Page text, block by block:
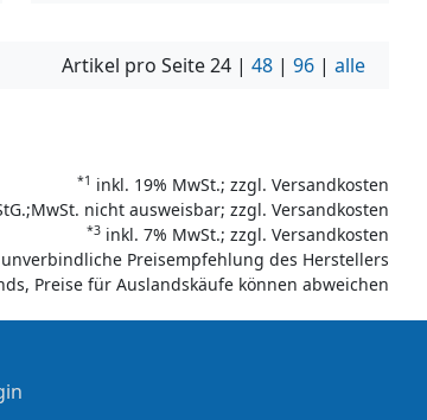
Artikel pro Seite24 | 48 | 96 | alle
*1 inkl. 19% MwSt.; zzgl. Versandkosten
nicht ausweisbar; zzgl. Versandkosten
*3 inkl. 7% MwSt.; zzgl. Versandkosten
unverbindliche Preisempfehlung des Herstellers
Preise für Auslandskäufe können abweichen